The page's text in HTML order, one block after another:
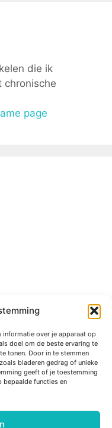
over je apparaat op
doel om de beste ervaring te
tonen. Door in te stemmen
bladeren gedrag of unieke
geeft of je toestemming
bepaalde functies en
die ik
chronische